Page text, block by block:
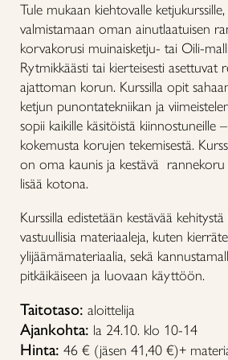
Tule mukaan kiehtovalle
valmistamaan oman ainutlaatuisen
korvakorusi muinaisketju- tai Oili-
Rytmikkäästi tai kierteisesti asettuvat
ajattoman korun. Kurssilla opit
ketjun punontatekniikan ja
sopii kaikille käsitöistä kiinnostuneille
kokemusta korujen tekemisestä.
on oma kaunis ja kestävä rannekoru
lisää kotona.
Kurssilla edistetään kestävää
vastuullisia materiaaleja, kuten
ylijäämämateriaalia, sekä
pitkäikäiseen ja luovaan käyttöön.
Taitotaso: aloittelija
Ajankohta: la 24.10. klo 10-14
Hinta: 46 € (jäsen 41,40 €)+